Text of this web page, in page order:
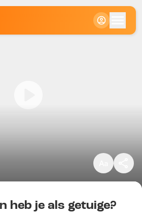
Kopieer link
heb je als getuige?